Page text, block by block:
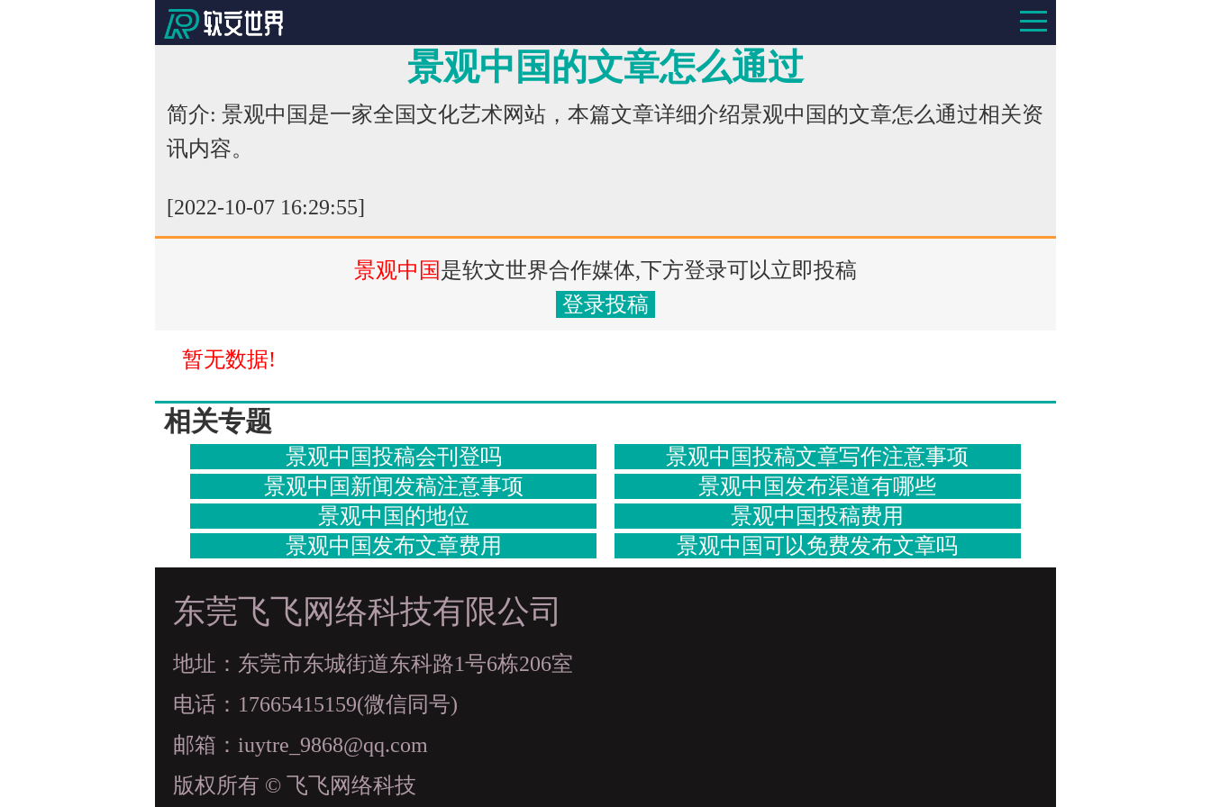
景观中国的文章怎么通过
简介: 景观中国是一家全国文化艺术网站，本篇文章详细介绍景观中国的文章怎么通过相关资
讯内容。
[2022-10-07 16:29:55]
景观中国是软文世界合作媒体,下方登录可以立即投稿
登录投稿
暂无数据!
相关专题
景观中国投稿会刊登吗
景观中国投稿文章写作注意事项
景观中国新闻发稿注意事项
景观中国发布渠道有哪些
景观中国的地位
景观中国投稿费用
景观中国发布文章费用
景观中国可以免费发布文章吗
东莞飞飞网络科技有限公司
地址：东莞市东城街道东科路1号6栋206室
电话：17665415159(微信同号)
邮箱：iuytre_9868@qq.com
版权所有 © 飞飞网络科技